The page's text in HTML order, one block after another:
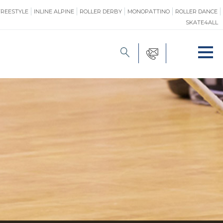
INLINE ALPINE ROLLER DERBY MONOPATTINO
ROLLER DANCE
SKATE4ALL
FORMAZIONE
PROMOZIONE